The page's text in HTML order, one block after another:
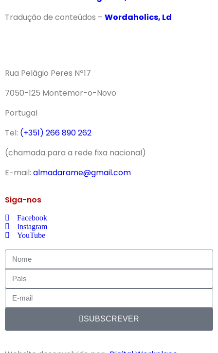
Tradução de conteúdos – Wordaholics, Ld
Rua Pelágio Peres Nº17
7050-125 Montemor-o-Novo
Portugal
Tel: (+351) 266 890 262
(chamada para a rede fixa nacional)
E-mail: almadarame@gmail.com
Siga-nos
Facebook
Instagram
YouTube
SUBSCREVER